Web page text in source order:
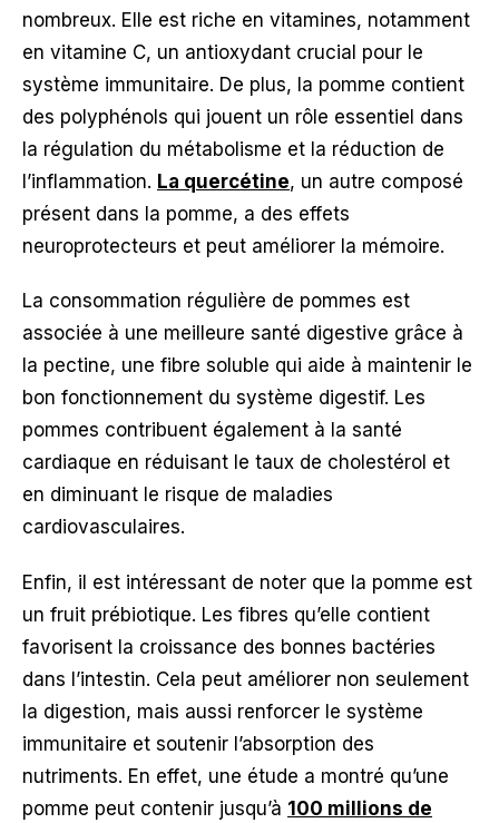
nombreux. Elle est riche en vitamines, notamment
en vitamine C, un antioxydant crucial pour le
système immunitaire. De plus, la pomme contient
des polyphénols qui jouent un rôle essentiel dans
la régulation du métabolisme et la réduction de
l’inflammation. La quercétine, un autre composé
présent dans la pomme, a des effets
neuroprotecteurs et peut améliorer la mémoire.
La consommation régulière de pommes est
associée à une meilleure santé digestive grâce à
la pectine, une fibre soluble qui aide à maintenir le
bon fonctionnement du système digestif. Les
pommes contribuent également à la santé
cardiaque en réduisant le taux de cholestérol et
en diminuant le risque de maladies
cardiovasculaires.
Enfin, il est intéressant de noter que la pomme est
un fruit prébiotique. Les fibres qu’elle contient
favorisent la croissance des bonnes bactéries
dans l’intestin. Cela peut améliorer non seulement
la digestion, mais aussi renforcer le système
immunitaire et soutenir l’absorption des
nutriments. En effet, une étude a montré qu’une
pomme peut contenir jusqu’à 100 millions de